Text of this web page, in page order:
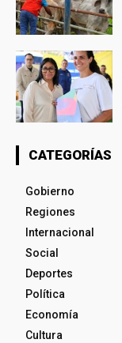
CATEGORÍAS
Gobierno
Regiones
Internacional
Social
Deportes
Política
Economía
Cultura